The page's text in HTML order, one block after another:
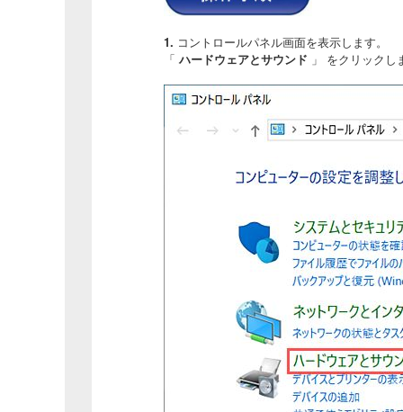
1. コントロールパネル画面を表示します。
「 ハードウェアとサウンド 」 をクリックし